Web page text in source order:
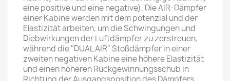
eine positive und eine negative). Die AIR-Dämpfer
einer Kabine werden mit dem potenzial und der
Elastizität arbeiten, um die Schwingungen und
Diebwirkungen der Luftdämpfer zu zerstreuen,
während die "DUAL AIR" Stoßdämpfer in einer
zweiten negativen Kabine eine höhere Elastizität
und einen höheren Rückgewinnungsschub in